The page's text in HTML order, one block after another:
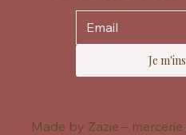
Je
Made by Zazie –